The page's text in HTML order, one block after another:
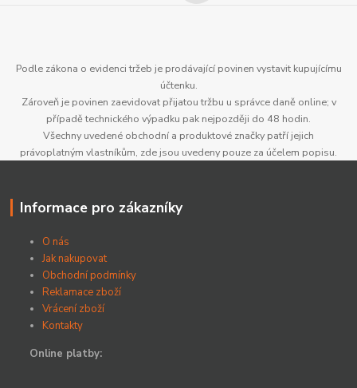
Podle zákona o evidenci tržeb je prodávající povinen vystavit kupujícímu
účtenku.
Zároveň je povinen zaevidovat přijatou tržbu u správce daně online; v
případě technického výpadku pak nejpozději do 48 hodin.
Všechny uvedené obchodní a produktové značky patří jejich
právoplatným vlastníkům, zde jsou uvedeny pouze za účelem popisu.
Informace pro zákazníky
O nás
Jak nakupovat
Obchodní podmínky
Reklamace zboží
Vrácení zboží
Kontakty
Online platby: